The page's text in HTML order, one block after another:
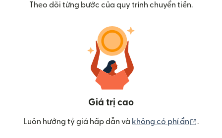
Theo dõi từng bước của quy trình chuyển tiền.
Giá trị cao
Luôn hưởng tỷ giá hấp dẫn và không có phí ẩn .